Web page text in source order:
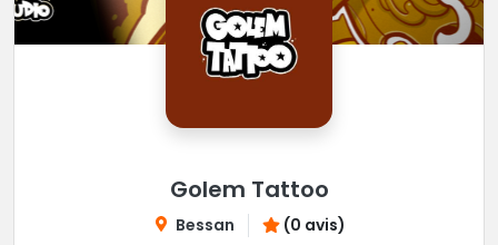
Golem Tattoo
Bessan (0 avis)